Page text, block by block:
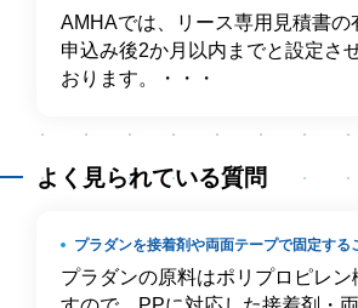
AMHAでは、リース専用見積書の
申込み後2か月以内までと設定さ
おります。・・・
よく見られている質問
プラダンを接着剤や両面テープで固定する
プラダンの原料はポリプロピレ